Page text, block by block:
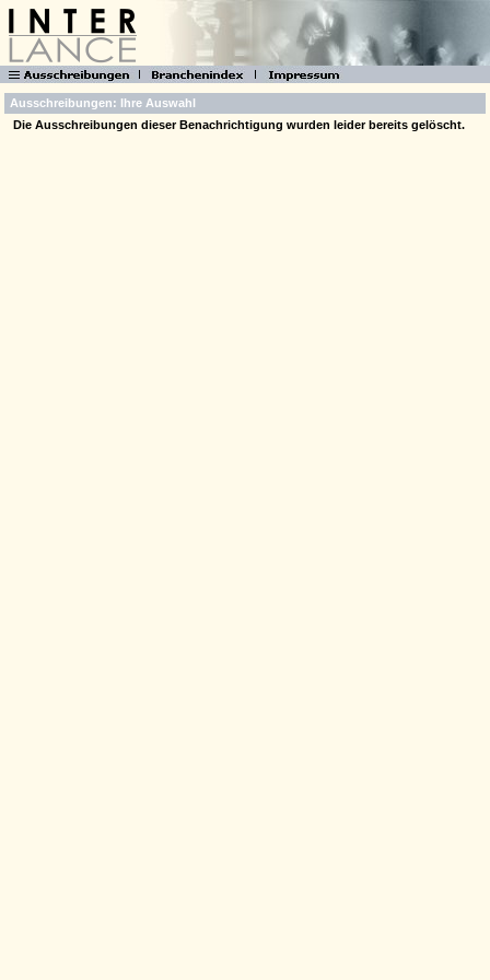
Ausschreibungen: Ihre Auswahl
Die Ausschreibungen dieser Benachrichtigung wurden leider bereits gelöscht.